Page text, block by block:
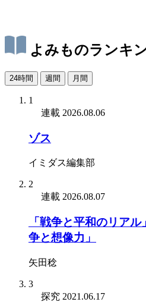
よみものランキ
24時間 週間 月間
1
連載 2026.08.06
ゾス
イミダス編集部
2
連載 2026.08.07
「戦争と平和のリア
争と想像力」
矢田稔
3
探究 2021.06.17